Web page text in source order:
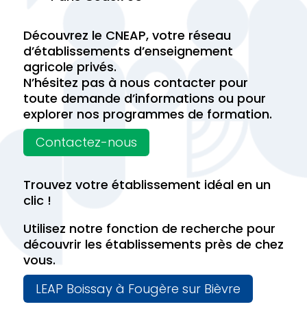
Découvrez le CNEAP, votre réseau
d’établissements d’enseignement
agricole privés.
N’hésitez pas à nous contacter pour
toute demande d’informations ou pour
explorer nos programmes de formation.
Contactez-nous
Trouvez votre établissement idéal en un
clic !
Utilisez notre fonction de recherche pour
découvrir les établissements près de chez
vous.
LEAP Boissay à Fougère sur Bièvre